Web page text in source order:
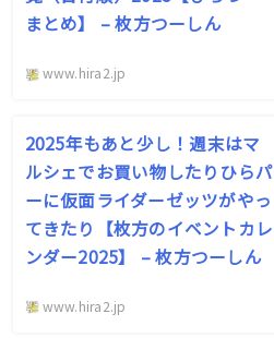
まとめ】 – 枚方つーしん
www.hira2.jp
2025年もあと少し！週末はマ
ルシェでお買い物したりひらパ
ーに仮面ライダーゼッツがやっ
てきたり【枚方のイベントカレ
ンダー2025】 – 枚方つーしん
www.hira2.jp